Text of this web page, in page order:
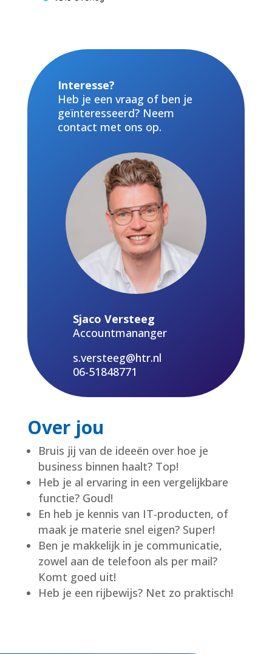
Interesse?
Heb je een vraag of ben je
geïnteresseerd? Neem
contact met ons op.
Sjaco Versteeg
Accountmananger
s.versteeg@htr.nl
06-51848771
Over jou
Bruis jij van de ideeën over hoe je
business binnen haalt? Top!
Heb je al ervaring in een vergelijkbare
functie? Goud!
En heb je kennis van IT-producten, of
maak je materie snel eigen? Super!
Ben je makkelijk in je communicatie,
zowel aan de telefoon als per mail?
Komt goed uit!
Heb je een rijbewijs? Net zo praktisch!